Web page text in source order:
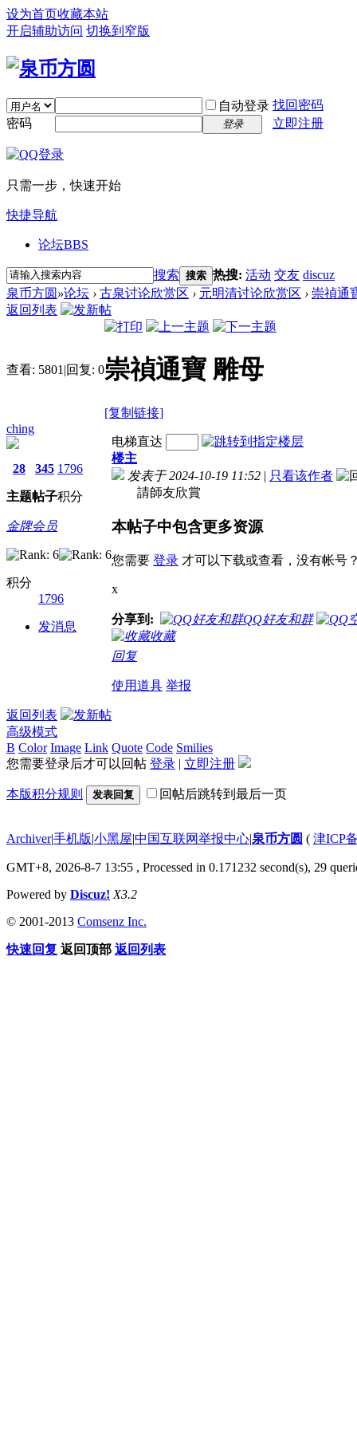
设为首页收藏本站
开启辅助访问 切换到窄版
自动登录 找回密码
密码
登录 立即注册
只需一步，快速开始
快捷导航
论坛BBS
搜索 搜索 热搜: 活动 交友 discuz
泉币方圆 »论坛 › 古泉讨论欣赏区 › 元明清讨论欣赏区 › 崇禎通
返回列表
查看: 5801 |回复: 0崇禎通寶 雕母
[复制链接]
ching
28
主题
345
帖子
1796
积分
金牌会员
积分
1796
发消息
电梯直达
楼主
发表于 2024-10-19 11:52 | 只看该作者
請師友欣賞
本帖子中包含更多资源
您需要 登录 才可以下载或查看，没有帐号
x
分享到:
QQ好友和群
收藏
回复
使用道具 举报
返回列表
高级模式
B Color Image Link Quote Code Smilies
您需要登录后才可以回帖 登录 | 立即注册
本版积分规则 发表回复 回帖后跳转到最后一页
Archiver|手机版|小黑屋|中国互联网举报中心|泉币方圆 ( 津ICP
GMT+8, 2026-8-7 13:55 , Processed in 0.171232 second(s), 29
Powered by Discuz! X3.2
© 2001-2013 Comsenz Inc.
快速回复 返回顶部 返回列表